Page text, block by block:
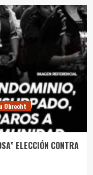
Obrecht
ELECCIÓN CONTRA